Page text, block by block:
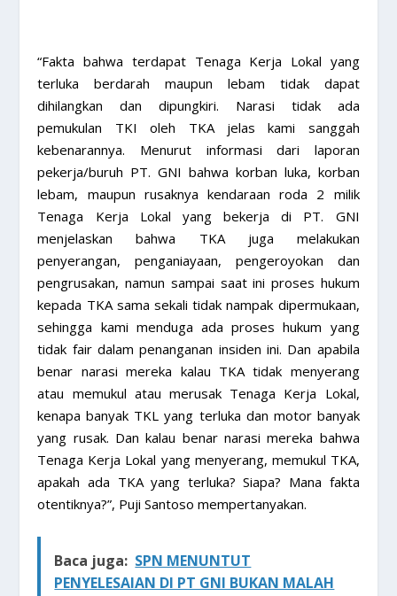
“Fakta bahwa terdapat Tenaga Kerja Lokal yang
terluka berdarah maupun lebam tidak dapat
dihilangkan dan dipungkiri. Narasi tidak ada
pemukulan TKI oleh TKA jelas kami sanggah
kebenarannya. Menurut informasi dari laporan
pekerja/buruh PT. GNI bahwa korban luka, korban
lebam, maupun rusaknya kendaraan roda 2 milik
Tenaga Kerja Lokal yang bekerja di PT. GNI
menjelaskan bahwa TKA juga melakukan
penyerangan, penganiayaan, pengeroyokan dan
pengrusakan, namun sampai saat ini proses hukum
kepada TKA sama sekali tidak nampak dipermukaan,
sehingga kami menduga ada proses hukum yang
tidak fair dalam penanganan insiden ini. Dan apabila
benar narasi mereka kalau TKA tidak menyerang
atau memukul atau merusak Tenaga Kerja Lokal,
kenapa banyak TKL yang terluka dan motor banyak
yang rusak. Dan kalau benar narasi mereka bahwa
Tenaga Kerja Lokal yang menyerang, memukul TKA,
apakah ada TKA yang terluka? Siapa? Mana fakta
otentiknya?”, Puji Santoso mempertanyakan.
Baca juga: SPN MENUNTUT
PENYELESAIAN DI PT GNI BUKAN MALAH